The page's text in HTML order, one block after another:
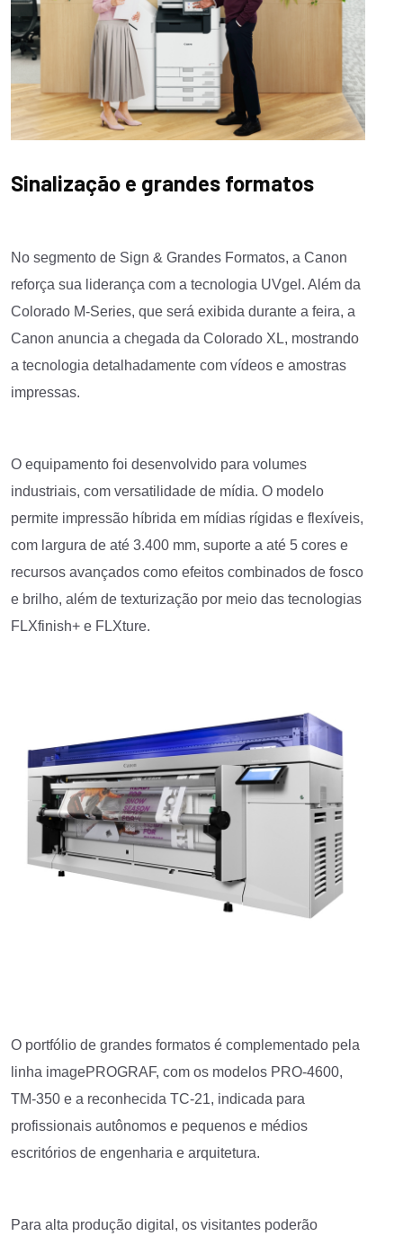
Sinalização e grandes formatos
No segmento de Sign & Grandes Formatos, a Canon
reforça sua liderança com a tecnologia UVgel. Além da
Colorado M-Series, que será exibida durante a feira, a
Canon anuncia a chegada da Colorado XL, mostrando
a tecnologia detalhadamente com vídeos e amostras
impressas.
O equipamento foi desenvolvido para volumes
industriais, com versatilidade de mídia. O modelo
permite impressão híbrida em mídias rígidas e flexíveis,
com largura de até 3.400 mm, suporte a até 5 cores e
recursos avançados como efeitos combinados de fosco
e brilho, além de texturização por meio das tecnologias
FLXfinish+ e FLXture.
O portfólio de grandes formatos é complementado pela
linha imagePROGRAF, com os modelos PRO-4600,
TM-350 e a reconhecida TC-21, indicada para
profissionais autônomos e pequenos e médios
escritórios de engenharia e arquitetura.
Para alta produção digital, os visitantes poderão